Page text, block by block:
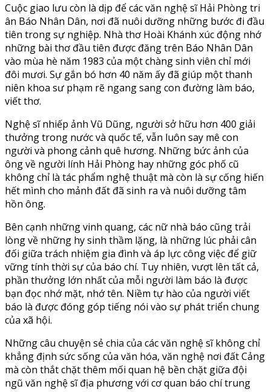
Cuộc giao lưu còn là dịp để các văn nghệ sĩ Hải Phòng tri
ân Báo Nhân Dân, nơi đã nuôi dưỡng những bước đi đầu
tiên trong sự nghiệp. Nhà thơ Hoài Khánh xúc động nhớ
những bài thơ đầu tiên được đăng trên Báo Nhân Dân
vào mùa hè năm 1983 của một chàng sinh viên chỉ mới
đôi mươi. Sự gắn bó hơn 40 năm ấy đã giúp một thanh
niên khoa sư phạm rẽ ngang sang con đường làm báo,
viết thơ.
Nghệ sĩ nhiếp ảnh Vũ Dũng, người sở hữu hơn 400 giải
thưởng trong nước và quốc tế, vẫn luôn say mê con
người và phong cảnh quê hương. Những bức ảnh của
ông về người lính Hải Phòng hay những góc phố cũ
không chỉ là tác phẩm nghệ thuật mà còn là sự cống hiến
hết mình cho mảnh đất đã sinh ra và nuôi dưỡng tâm
hồn ông.
Bên cạnh những vinh quang, các nữ nhà báo cũng trải
lòng về những hy sinh thầm lặng, là những lúc phải cân
đối giữa trách nhiệm gia đình và áp lực công việc để giữ
vững tính thời sự của báo chí. Tuy nhiên, vượt lên tất cả,
phần thưởng lớn nhất của mỗi người làm báo là được
bạn đọc nhớ mặt, nhớ tên. Niềm tự hào của người viết
báo là được đóng góp tiếng nói vào sự phát triển chung
của xã hội.
Những câu chuyện sẻ chia của các văn nghệ sĩ không chỉ
khẳng định sức sống của văn hóa, văn nghệ nơi đất Cảng
mà còn thắt chặt thêm mối quan hệ bền chặt giữa đội
ngũ văn nghệ sĩ địa phương với cơ quan báo chí trung